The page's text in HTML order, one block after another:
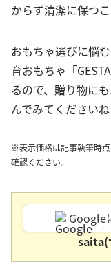
からず清潔に保つこ
おもちゃ選びに悩
育おもちゃ「
るので、贈り物に
んでみてくださいね
※表示価格は記事執筆時
確認ください。
Google
saita(